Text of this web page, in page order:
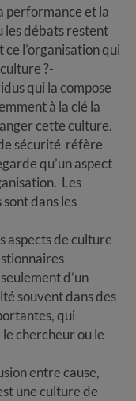
performance et la
les débats restent
l’organisation qui
?-
qui la compose
à la clé la
cette culture.
sécurité réfère
qu’un aspect
Les
dans les
aspects de culture
d’un
souvent dans des
qui
chercheur ou le
entre cause,
une culture de